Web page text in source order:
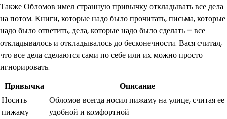
Также Обломов имел странную привычку откладывать все дела
на потом. Книги, которые надо было прочитать, письма, которые
надо было ответить, дела, которые надо было сделать – все
откладывалось и откладывалось до бесконечности. Вася считал,
что все дела сделаются сами по себе или их можно просто
игнорировать.
Привычка
Описание
Носить
пижаму
Обломов всегда носил пижаму на улице, считая ее
удобной и комфортной